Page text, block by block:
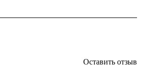
Оставить отзыв